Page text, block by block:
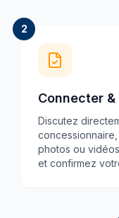
2
Connecter
Discutez
photos ou
et confirmez